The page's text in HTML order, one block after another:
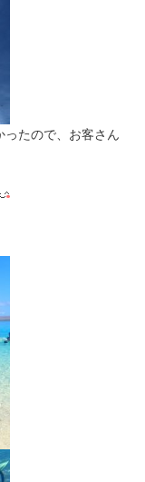
たので、お客さん